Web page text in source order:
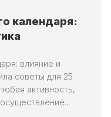
календаря:
влияние и
советы для 25
активность,